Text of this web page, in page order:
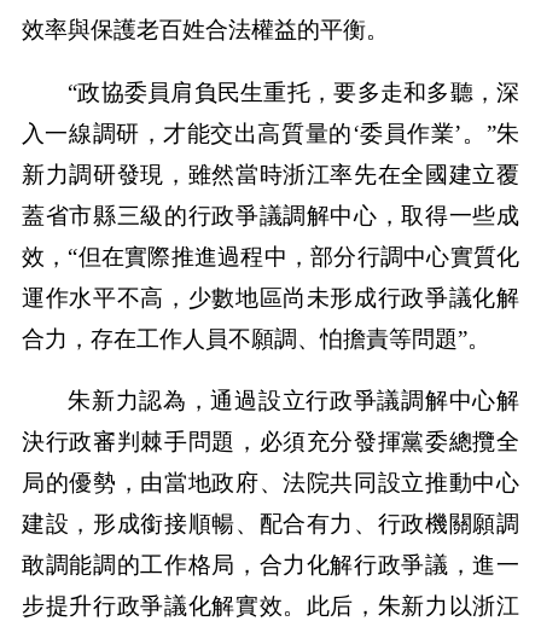
效率與保護老百姓合法權益的平衡。
“政協委員肩負民生重托，要多走和多聽，深
入一線調研，才能交出高質量的‘委員作業’。”朱
新力調研發現，雖然當時浙江率先在全國建立覆
蓋省市縣三級的行政爭議調解中心，取得一些成
效，“但在實際推進過程中，部分行調中心實質化
運作水平不高，少數地區尚未形成行政爭議化解
合力，存在工作人員不願調、怕擔責等問題”。
朱新力認為，通過設立行政爭議調解中心解
決行政審判棘手問題，必須充分發揮黨委總攬全
局的優勢，由當地政府、法院共同設立推動中心
建設，形成銜接順暢、配合有力、行政機關願調
敢調能調的工作格局，合力化解行政爭議，進一
步提升行政爭議化解實效。此后，朱新力以浙江